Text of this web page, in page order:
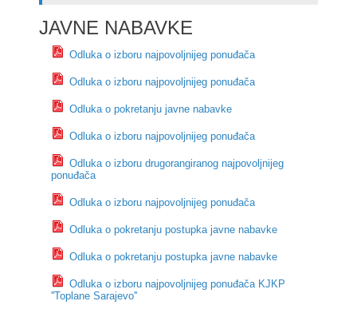
JAVNE NABAVKE
Odluka o izboru najpovoljnijeg ponuđača
Odluka o izboru najpovoljnijeg ponuđača
Odluka o pokretanju javne nabavke
Odluka o izboru najpovoljnijeg ponuđača
Odluka o izboru drugorangiranog najpovoljnijeg
ponuđača
Odluka o izboru najpovoljnijeg ponuđača
Odluka o pokretanju postupka javne nabavke
Odluka o pokretanju postupka javne nabavke
Odluka o izboru najpovoljnijeg ponuđača KJKP
''Toplane Sarajevo''